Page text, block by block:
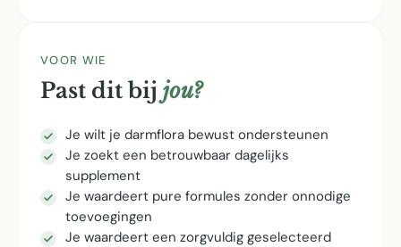
VOOR WIE
Past dit bij jou?
Je wilt je darmflora bewust ondersteunen
Je zoekt een betrouwbaar dagelijks
supplement
Je waardeert pure formules zonder onnodige
toevoegingen
Je waardeert een zorgvuldig geselecteerd